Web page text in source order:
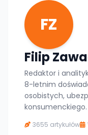
FZ
Filip
Redaktor i
8-letnim
osobistych,
konsumenckiego.
3655 artykułów